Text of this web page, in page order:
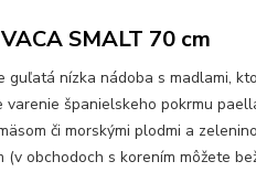
SMALT 70 cm
guľatá nízka nádoba s madlami,
varenie španielskeho pokrmu
či morskými plodmi a
(v obchodoch s korením môžete